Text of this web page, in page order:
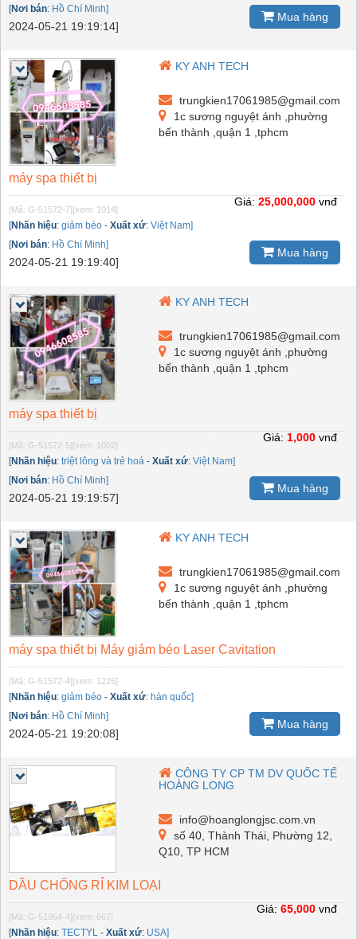
[Nơi bán: Hồ Chí Minh]
2024-05-21 19:19:14]
Mua hàng
KY ANH TECH
trungkien17061985@gmail.com
1c sương nguyệt ánh ,phường
bến thành ,quận 1 ,tphcm
máy spa thiết bị
[Mã: G-51572-7][xem: 1014]
[Nhãn hiệu: giảm béo - Xuất xứ: Việt Nam]
[Nơi bán: Hồ Chí Minh]
2024-05-21 19:19:40]
Giá: 25,000,000 vnđ
Mua hàng
KY ANH TECH
trungkien17061985@gmail.com
1c sương nguyệt ánh ,phường
bến thành ,quận 1 ,tphcm
máy spa thiết bị
[Mã: G-51572-5][xem: 1002]
[Nhãn hiệu: triệt lông và trẻ hoá - Xuất xứ: Việt Nam]
[Nơi bán: Hồ Chí Minh]
2024-05-21 19:19:57]
Giá: 1,000 vnđ
Mua hàng
KY ANH TECH
trungkien17061985@gmail.com
1c sương nguyệt ánh ,phường
bến thành ,quận 1 ,tphcm
máy spa thiết bị Máy giảm béo Laser Cavitation
[Mã: G-51572-4][xem: 1226]
[Nhãn hiệu: giảm béo - Xuất xứ: hàn quốc]
[Nơi bán: Hồ Chí Minh]
2024-05-21 19:20:08]
Mua hàng
CÔNG TY CP TM DV QUỐC TẾ
HOÀNG LONG
info@hoanglongjsc.com.vn
số 40, Thành Thái, Phường 12,
Q10, TP HCM
DẦU CHỐNG RỈ KIM LOẠI
[Mã: G-51954-4][xem: 667]
[Nhãn hiệu: TECTYL - Xuất xứ: USA]
Giá: 65,000 vnđ